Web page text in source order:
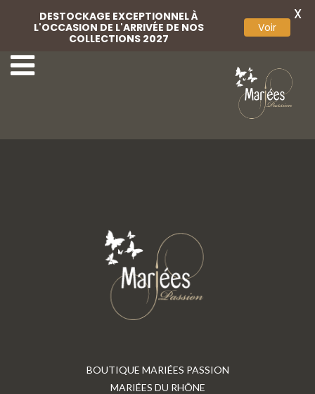
7-Très Chic 9-Très Chic
BOUTIQUE MARIÉES PASSION
MARIÉES DU RHÔNE
DESTOCKAGE EXCEPTIONNEL À
L'OCCASION DE L'ARRIVÉE DE NOS
COLLECTIONS 2027
Voir
X